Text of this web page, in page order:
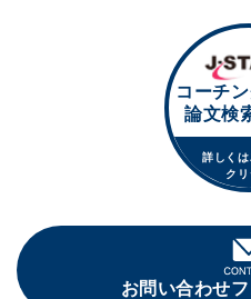
コーチ
論文検
詳しくは
クリ
お問い合わせ